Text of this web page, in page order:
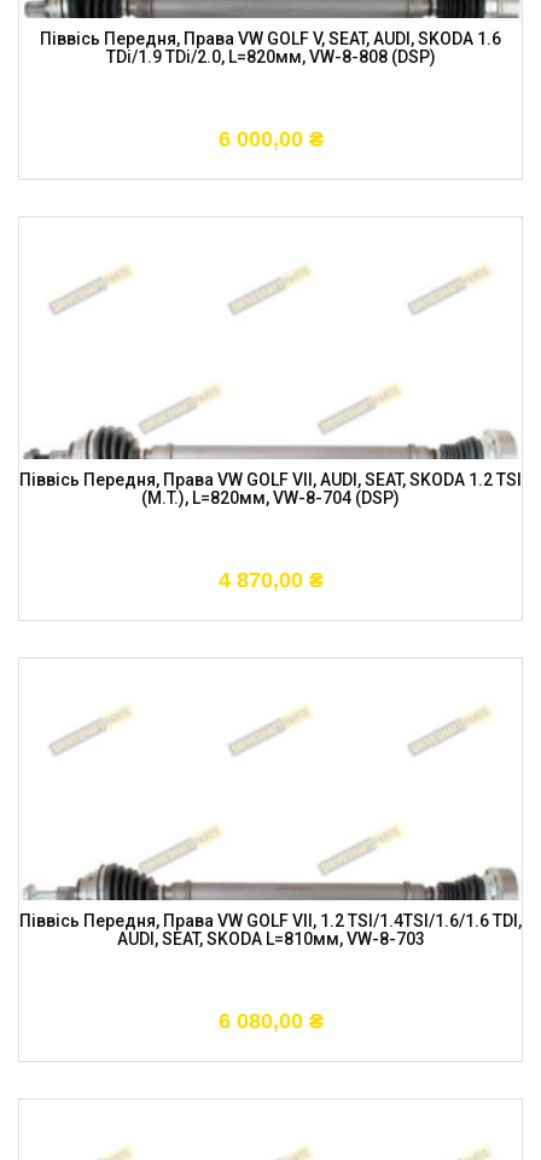
Піввісь Передня, Права VW GOLF V, SEAT, AUDI, SKODA 1.6
TDi/1.9 TDi/2.0, L=820мм, VW-8-808 (DSP)
6 000,00 ₴
Піввісь Передня, Права VW GOLF VII, AUDI, SEAT, SKODA 1.2 TSI
(M.T.), L=820мм, VW-8-704 (DSP)
4 870,00 ₴
Піввісь Передня, Права VW GOLF VII, 1.2 TSI/1.4TSI/1.6/1.6 TDI,
AUDI, SEAT, SKODA L=810мм, VW-8-703
6 080,00 ₴